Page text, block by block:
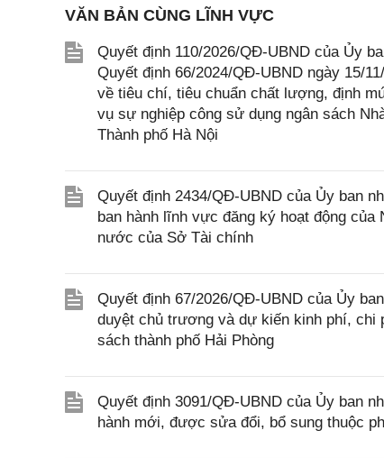
VĂN BẢN CÙNG LĨNH VỰC
Quyết định 110/2026/QĐ-UBND của Ủy
Quyết định 66/2024/QĐ-UBND ngày 15/
về tiêu chí, tiêu chuẩn chất lượng, định
vụ sự nghiệp công sử dụng ngân sách
Thành phố Hà Nội
Quyết định 2434/QĐ-UBND của Ủy ban
ban hành lĩnh vực đăng ký hoạt động
nước của Sở Tài chính
Quyết định 67/2026/QĐ-UBND của Ủy
duyệt chủ trương và dự kiến kinh phí, chi
sách thành phố Hải Phòng
Quyết định 3091/QĐ-UBND của Ủy ban
hành mới, được sửa đổi, bổ sung thuộc